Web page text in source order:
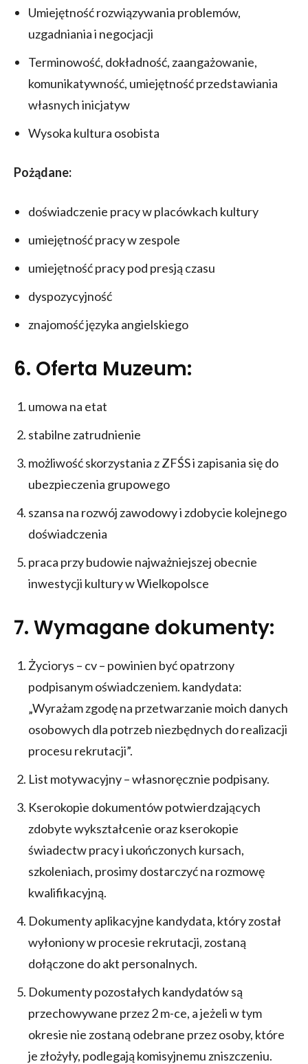
Umiejętność rozwiązywania problemów,
uzgadniania i negocjacji
Terminowość, dokładność, zaangażowanie,
komunikatywność, umiejętność przedstawiania
własnych inicjatyw
Wysoka kultura osobista
Pożądane:
doświadczenie pracy w placówkach kultury
umiejętność pracy w zespole
umiejętność pracy pod presją czasu
dyspozycyjność
znajomość języka angielskiego
6. Oferta Muzeum:
umowa na etat
stabilne zatrudnienie
możliwość skorzystania z ZFŚS i zapisania się do
ubezpieczenia grupowego
szansa na rozwój zawodowy i zdobycie kolejnego
doświadczenia
praca przy budowie najważniejszej obecnie
inwestycji kultury w Wielkopolsce
7. Wymagane dokumenty:
Życiorys – cv – powinien być opatrzony
podpisanym oświadczeniem. kandydata:
„Wyrażam zgodę na przetwarzanie moich danych
osobowych dla potrzeb niezbędnych do realizacji
procesu rekrutacji”.
List motywacyjny – własnoręcznie podpisany.
Kserokopie dokumentów potwierdzających
zdobyte wykształcenie oraz kserokopie
świadectw pracy i ukończonych kursach,
szkoleniach, prosimy dostarczyć na rozmowę
kwalifikacyjną.
Dokumenty aplikacyjne kandydata, który został
wyłoniony w procesie rekrutacji, zostaną
dołączone do akt personalnych.
Dokumenty pozostałych kandydatów są
przechowywane przez 2 m-ce, a jeżeli w tym
okresie nie zostaną odebrane przez osoby, które
je złożyły, podlegają komisyjnemu zniszczeniu.